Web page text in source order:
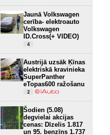
Jaunā Volkswagen
cerība- elektroauto
Volkswagen
ID.Cross(+ VIDEO)
4
Austrijā uzsāk Ķīnas
elektriskā kravinieka
SuperPanther
eTopas600 ražošanu
2
Šodien (5.08)
degvielai akcijas
cenas: Dīzelis 1.817
un 95. benzīns 1.737